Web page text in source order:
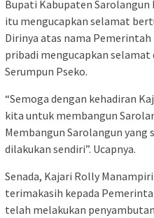
Bupati Kabupaten Sarolangun
itu mengucapkan selamat
Dirinya atas nama
pribadi mengucapkan selamat
Serumpun Pseko.
“Semoga dengan kehadiran
kita untuk membangun
Membangun Sarolangun yang
dilakukan sendiri”. Ucapnya.
Senada, Kajari Rolly
terimakasih kepada
telah melakukan